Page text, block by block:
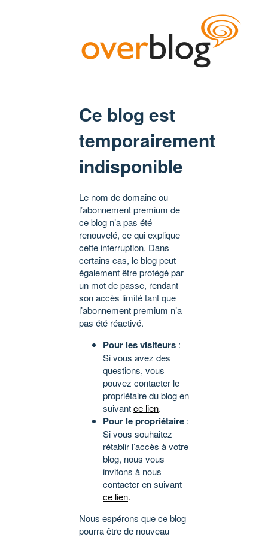
Ce blog est
temporairement
indisponible
Le nom de domaine ou
l’abonnement premium de
ce blog n’a pas été
renouvelé, ce qui explique
cette interruption. Dans
certains cas, le blog peut
également être protégé par
un mot de passe, rendant
son accès limité tant que
l’abonnement premium n’a
pas été réactivé.
Pour les visiteurs :
Si vous avez des
questions, vous
pouvez contacter le
propriétaire du blog en
suivantce lien.
Pour le propriétaire :
Si vous souhaitez
rétablir l’accès à votre
blog, nous vous
invitons à nous
contacter en suivant
ce lien.
Nous espérons que ce blog
pourra être de nouveau